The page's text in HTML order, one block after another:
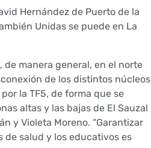
Hernández de Puerto de la
Unidas se puede en La
manera general, en el norte
de los distintos núcleos
la TF5, de forma que se
altas y las bajas de El Sauzal
y Violeta Moreno. “Garantizar
de salud y los educativos es